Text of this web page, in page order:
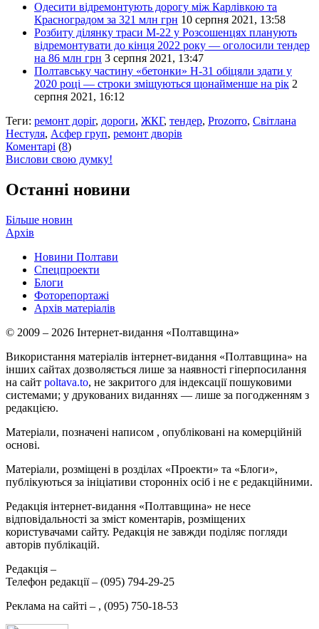
Одесити відремонтують дорогу між Карлівкою та
Красноградом за 321 млн грн 10 серпня 2021, 13:58
Розбиту ділянку траси М-22 у Розсошенцях планують
відремонтувати до кінця 2022 року — оголосили тендер
на 86 млн грн 3 серпня 2021, 13:47
Полтавську частину «бетонки» Н-31 обіцяли здати у
2020 році — строки зміщуються щонайменше на рік 2
серпня 2021, 16:12
Теги: ремонт доріг, дороги, ЖКГ, тендер, Prozorro, Світлана
Нестуля, Асфер груп, ремонт дворів
Коментарі (8)
Вислови свою думку!
Останні новини
Більше новин
Архів
Новини Полтави
Спецпроекти
Блоги
Фоторепортажі
Архів матеріалів
© 2009 – 2026 Інтернет-видання «Полтавщина»
Використання матеріалів інтернет-видання «Полтавщина» на
інших сайтах дозволяється лише за наявності гіперпосилання
на сайт poltava.to, не закритого для індексації пошуковими
системами; у друкованих виданнях — лише за погодженням з
редакцією.
Матеріали, позначені написом , опубліковані на комерційній
основі.
Матеріали, розміщені в розділах «Проекти» та «Блоги»,
публікуються за ініціативи сторонніх осіб і не є редакційними.
Редакція інтернет-видання «Полтавщина» не несе
відповідальності за зміст коментарів, розміщених
користувачами сайту. Редакція не завжди поділяє погляди
авторів публікацій.
Редакція –
Телефон редакції – (095) 794-29-25
Реклама на сайті – , (095) 750-18-53